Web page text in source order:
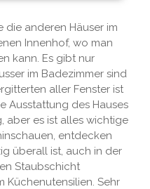
die anderen Häuser im
Innenhof, wo man
kann. Es gibt nur
im Badezimmer sind
aller Fenster ist
Ausstattung des Hauses
aber es ist alles wichtige
entdecken
überall ist, auch in der
Staubschicht
Küchenutensilien. Sehr